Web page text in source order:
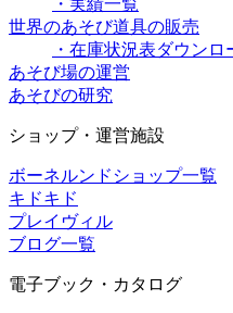
世界のあそび道具の販売
・在庫状況表ダウンロ
あそび場の運営
あそびの研究
ショップ・運営施設
ボーネルンドショップ一覧
キドキド
プレイヴィル
ブログ一覧
電子ブック・カタログ